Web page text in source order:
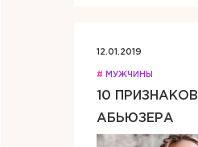
12.01.2019
# МУЖЧИНЫ
10 ПРИЗНАКОВ
АБЬЮЗЕРА